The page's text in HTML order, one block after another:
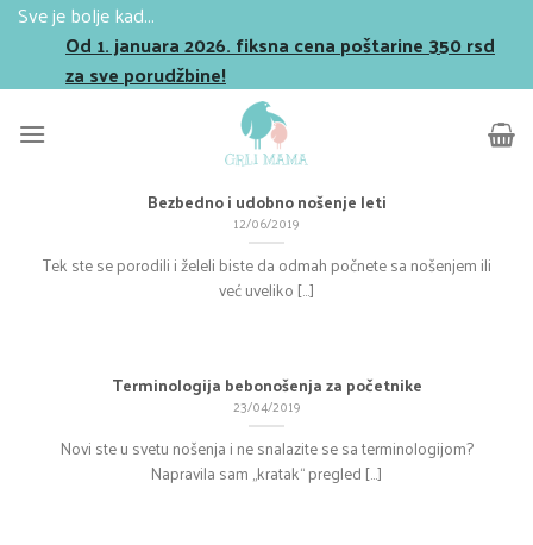
SkipSve je bolje kad...
Od 1. januara 2026. fiksna cena poštarine 350 rsd
za sve porudžbine!
Bezbedno i udobno nošenje leti
12/06/2019
Tek ste se porodili i želeli biste da odmah počnete sa nošenjem ili
već uveliko [...]
Terminologija bebonošenja za početnike
23/04/2019
Novi ste u svetu nošenja i ne snalazite se sa terminologijom?
Napravila sam „kratak“ pregled [...]